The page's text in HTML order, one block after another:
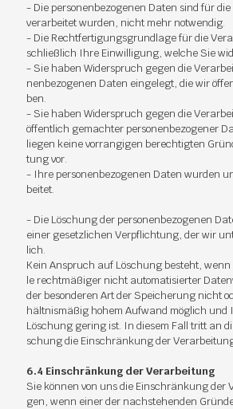
- Die per­so­nen­be­zo­ge­nen Da­ten sind für
ver­ar­bei­tet wur­den, nicht mehr not­wen­dig.
- Die Recht­fer­ti­gungs­grund­la­ge für die
schließ­lich Ihre Ein­wil­li­gung, wel­che Sie
- Sie ha­ben Wi­der­spruch ge­gen die
nen­be­zo­ge­nen Da­ten ein­ge­legt, die wir
ben.
- Sie ha­ben Wi­der­spruch ge­gen die
öf­fent­lich ge­mach­ter per­so­nen­be­zo­ge­ner
lie­gen kei­ne vor­ran­gi­gen be­rech­tig­ten
tung vor.
- Ihre per­so­nen­be­zo­ge­nen Da­ten wur­den
bei­tet.
- Die Lö­schung der per­so­nen­be­zo­ge­nen
ei­ner ge­setz­li­chen Ver­pflich­tung, der wir
lich.
Kein An­spruch auf Lö­schung be­steht,
le recht­mä­ßi­ger nicht au­to­ma­ti­sier­ter
der be­son­de­ren Art der Spei­che­rung nicht
hält­nis­mä­ßig ho­hem Auf­wand mög­lich und
Lö­schung ge­ring ist. In die­sem Fall tritt an
schung die Ein­schrän­kung der
6.4 Ein­schrän­kung der Ver­ar­bei­tung
Sie kön­nen von uns die Ein­schrän­kung
gen, wenn ei­ner der nach­ste­hen­den